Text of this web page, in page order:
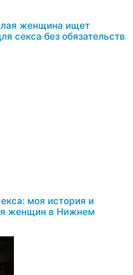
женщина ищет
секса без обязательств
моя история и
женщин в Нижнем